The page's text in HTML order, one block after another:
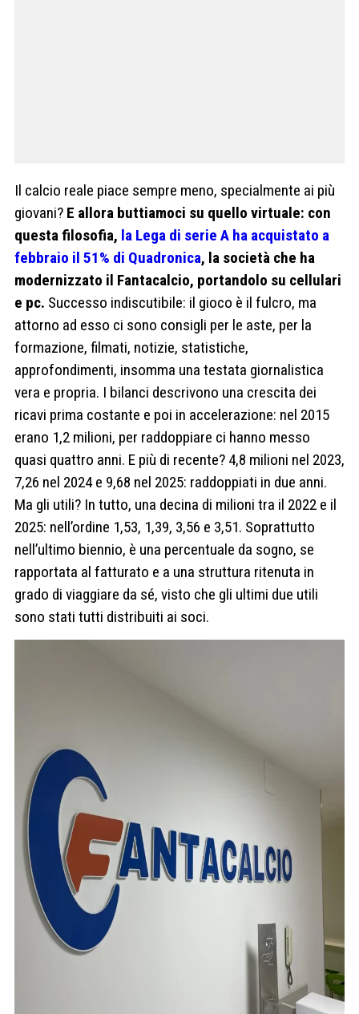
Il calcio reale piace sempre meno, specialmente ai più
giovani? E allora buttiamoci su quello virtuale: con
questa filosofia, la Lega di serie A ha acquistato a
febbraio il 51% di Quadronica, la società che ha
modernizzato il Fantacalcio, portandolo su cellulari
e pc. Successo indiscutibile: il gioco è il fulcro, ma
attorno ad esso ci sono consigli per le aste, per la
formazione, filmati, notizie, statistiche,
approfondimenti, insomma una testata giornalistica
vera e propria. I bilanci descrivono una crescita dei
ricavi prima costante e poi in accelerazione: nel 2015
erano 1,2 milioni, per raddoppiare ci hanno messo
quasi quattro anni. E più di recente? 4,8 milioni nel 2023,
7,26 nel 2024 e 9,68 nel 2025: raddoppiati in due anni.
Ma gli utili? In tutto, una decina di milioni tra il 2022 e il
2025: nell’ordine 1,53, 1,39, 3,56 e 3,51. Soprattutto
nell’ultimo biennio, è una percentuale da sogno, se
rapportata al fatturato e a una struttura ritenuta in
grado di viaggiare da sé, visto che gli ultimi due utili
sono stati tutti distribuiti ai soci.